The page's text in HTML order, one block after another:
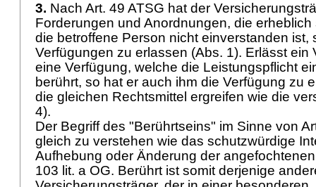
3. Nach Art. 49 ATSG hat der
Forderungen und Anordnungen, die
die betroffene Person nicht einverstanden ist,
Verfügungen zu erlassen (Abs. 1). Erlässt ein
eine Verfügung, welche die Leistungspflicht
berührt, so hat er auch ihm die Verfügung zu
die gleichen Rechtsmittel ergreifen wie die
4).
Der Begriff des "Berührtseins" im Sinne von
gleich zu verstehen wie das schutzwürdige
Aufhebung oder Änderung der
103 lit. a OG. Berührt ist somit derjenige